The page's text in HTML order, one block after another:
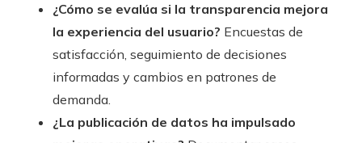
¿Cómo se evalúa si la transparencia mejora
la experiencia del usuario? Encuestas de
satisfacción, seguimiento de decisiones
informadas y cambios en patrones de
demanda.
¿La publicación de datos ha impulsado